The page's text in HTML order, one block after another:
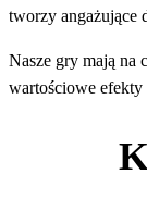
tworzy angażujące
Nasze gry mają na
wartościowe efekty